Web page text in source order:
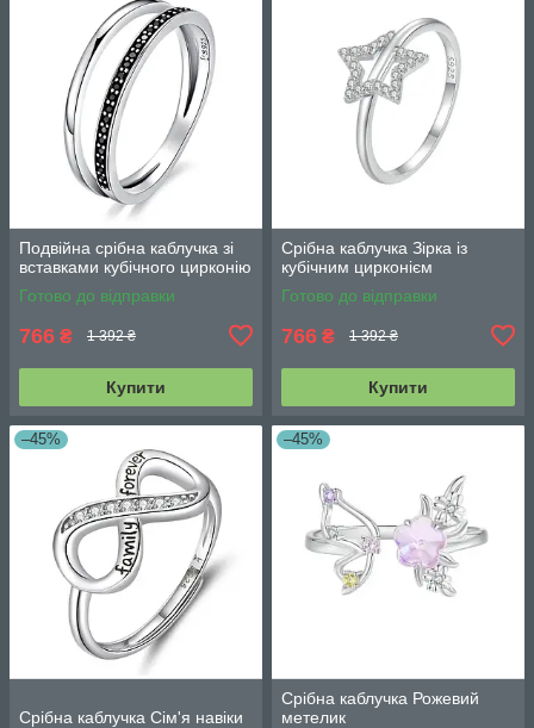
Подвійна срібна каблучка зі
вставками кубічного цирконію
Готово до відправки
766 ₴ 1 392 ₴
Купити
Срібна каблучка Зірка із
кубічним цирконієм
Готово до відправки
766 ₴ 1 392 ₴
Купити
–45%
Срібна каблучка Сім'я навіки
–45%
Срібна каблучка Рожевий
метелик